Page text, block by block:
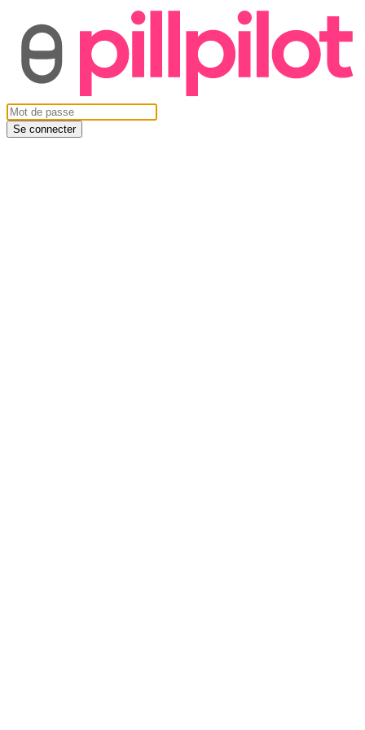
Se connecter